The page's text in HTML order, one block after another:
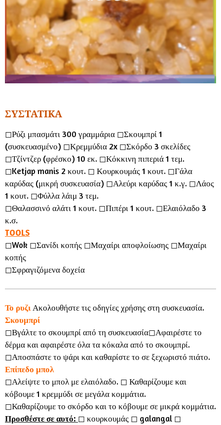
ΣΥΣΤΑΤΙΚΑ
◻︎Ρύζι μπασμάτι 300 γραμμάρια ◻︎Σκουμπρί 1
(συσκευασμένο) ◻︎Κρεμμύδια 2x ◻︎Σκόρδο 3 σκελίδες
◻︎Τζίντζερ (φρέσκο) 10 εκ. ◻︎Κόκκινη πιπεριά 1 τεμ.
◻︎Ketjap manis 2 κουτ. ◻︎ Κουρκουμάς 1 κουτ. ◻︎Γάλα
καρύδας (μικρή συσκευασία) ◻︎Αλεύρι καρύδας 1 κ.γ. ◻︎Λάος
1 κουτ. ◻︎Φύλλα λάιμ 3 τεμ.
◻︎Θαλασσινό αλάτι 1 κουτ. ◻︎Πιπέρι 1 κουτ. ◻︎Ελαιόλαδο 3
κ.σ.
TOOLS
◻︎Wok ◻︎Σανίδι κοπής ◻︎Μαχαίρι αποφλοίωσης ◻︎Μαχαίρι
κοπής
◻︎Σφραγιζόμενα δοχεία
Το ρυζι Ακολουθήστε τις οδηγίες χρήσης στη συσκευασία.
Σκουμπρί
◻︎Βγάλτε το σκουμπρί από τη συσκευασία◻︎Αφαιρέστε το
δέρμα και αφαιρέστε όλα τα κόκαλα από το σκουμπρί.
◻︎Αποσπάστε το ψάρι και καθαρίστε το σε ξεχωριστό πιάτο.
Επίπεδο μπολ
◻︎Αλείψτε το μπολ με ελαιόλαδο. ◻︎ Καθαρίζουμε και
κόβουμε 1 κρεμμύδι σε μεγάλα κομμάτια.
◻︎Καθαρίζουμε το σκόρδο και το κόβουμε σε μικρά κομμάτια.
Προσθέστε σε αυτό: ◻︎ κουρκουμάς ◻︎ galangal ◻︎